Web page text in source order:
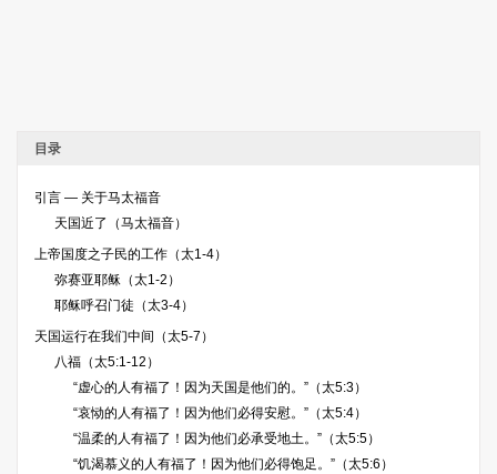
目录
引言 — 关于马太福音
天国近了（马太福音）
上帝国度之子民的工作（太1-4）
弥赛亚耶稣（太1-2）
耶稣呼召门徒（太3-4）
天国运行在我们中间（太5-7）
八福（太5:1-12）
“虚心的人有福了！因为天国是他们的。”（太5:3）
“哀恸的人有福了！因为他们必得安慰。”（太5:4）
“温柔的人有福了！因为他们必承受地土。”（太5:5）
“饥渴慕义的人有福了！因为他们必得饱足。”（太5:6）